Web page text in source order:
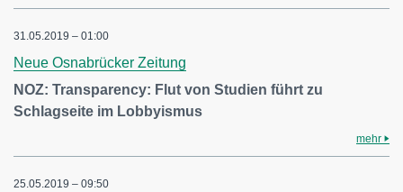
31.05.2019 – 01:00
Neue Osnabrücker Zeitung
NOZ: Transparency: Flut von Studien führt zu
Schlagseite im Lobbyismus
mehr
25.05.2019 – 09:50